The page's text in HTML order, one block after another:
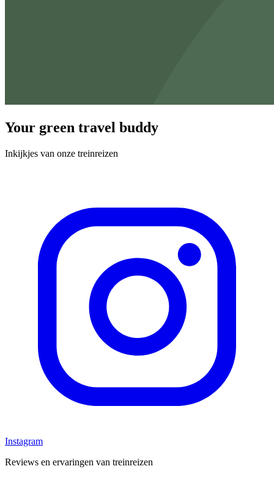
Your green travel buddy
Inkijkjes van onze treinreizen
Instagram
Reviews en ervaringen van treinreizen